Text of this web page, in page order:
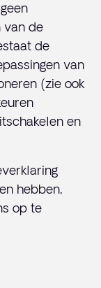
van de
de
van
(zie ook
en
hebben,
op te